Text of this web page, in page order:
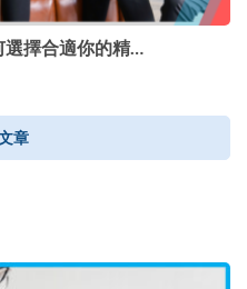
選擇合適你的精…
章